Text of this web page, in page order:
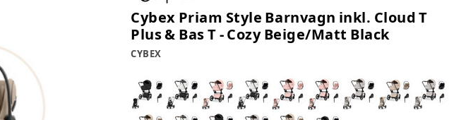
Cybex Priam Style Barnvagn inkl. Cloud T
Plus & Bas T - Cozy Beige/Matt Black
CYBEX